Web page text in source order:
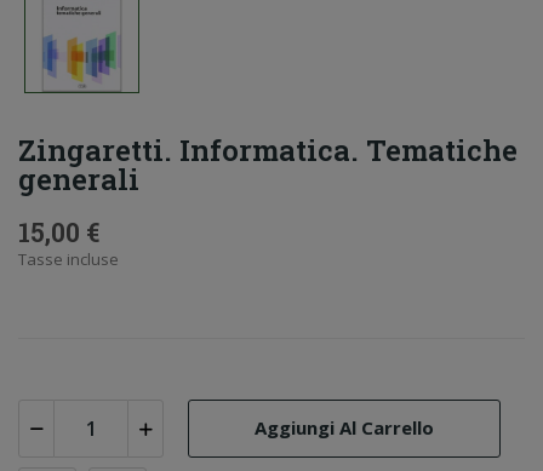
Zingaretti. Informatica. Tematiche
generali
15,00 €
Tasse incluse
Aggiungi Al Carrello